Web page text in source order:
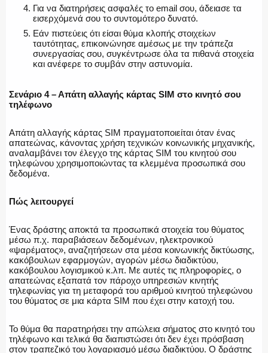
Για να διατηρήσεις ασφαλές το email σου, άδειασε τα
εισερχόμενά σου το συντομότερο δυνατό.
Εάν πιστεύεις ότι είσαι θύμα κλοπής στοιχείων
ταυτότητας, επικοινώνησε αμέσως με την τράπεζα
συνεργασίας σου, συγκέντρωσε όλα τα πιθανά στοιχεία
και ανέφερε το συμβάν στην αστυνομία.
Σενάριο 4 – Απάτη αλλαγής κάρτας SIM στο κινητό σου
τηλέφωνο
Απάτη αλλαγής κάρτας SIM πραγματοποιείται όταν ένας
απατεώνας, κάνοντας χρήση τεχνικών κοινωνικής μηχανικής,
αναλαμβάνει τον έλεγχο της κάρτας SIM του κινητού σου
τηλεφώνου χρησιμοποιώντας τα κλεμμένα προσωπικά σου
δεδομένα.
Πώς λειτουργεί
Ένας δράστης αποκτά τα προσωπικά στοιχεία του θύματος
μέσω π.χ. παραβιάσεων δεδομένων, ηλεκτρονικού
«ψαρέματος», αναζητήσεων στα μέσα κοινωνικής δικτύωσης,
κακόβουλων εφαρμογών, αγορών μέσω διαδικτύου,
κακόβουλου λογισμικού κ.λπ. Με αυτές τις πληροφορίες, ο
απατεώνας εξαπατά τον πάροχο υπηρεσιών κινητής
τηλεφωνίας για τη μεταφορά του αριθμού κινητού τηλεφώνου
του θύματος σε μια κάρτα SIM που έχει στην κατοχή του.
Το θύμα θα παρατηρήσει την απώλεια σήματος στο κινητό του
τηλέφωνο και τελικά θα διαπιστώσει ότι δεν έχει πρόσβαση
στον τραπεζικό του λογαριασμό μέσω διαδικτύου. Ο δράστης